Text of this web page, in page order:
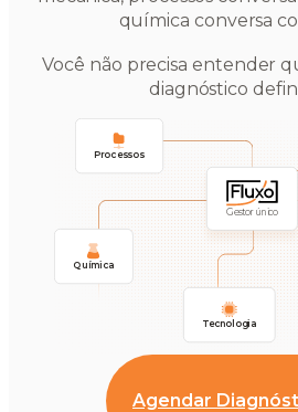
Processos
Gestor único
Tecnologia
Química
química conversa
Você não precisa entender
diagnóstico
Agendar